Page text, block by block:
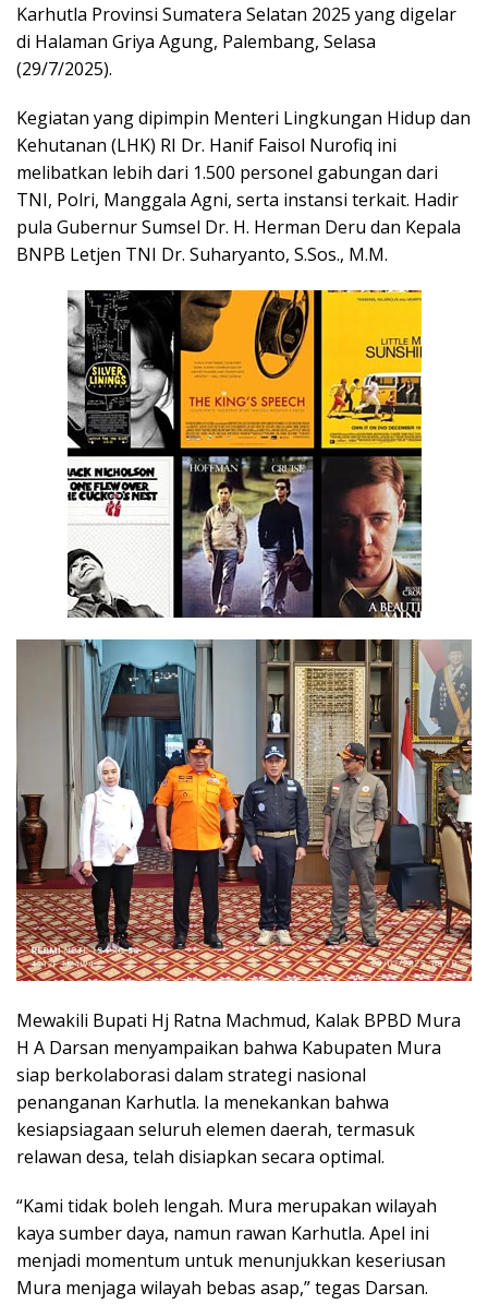
Karhutla Provinsi Sumatera Selatan 2025 yang digelar
di Halaman Griya Agung, Palembang, Selasa
(29/7/2025).
Kegiatan yang dipimpin Menteri Lingkungan Hidup dan
Kehutanan (LHK) RI Dr. Hanif Faisol Nurofiq ini
melibatkan lebih dari 1.500 personel gabungan dari
TNI, Polri, Manggala Agni, serta instansi terkait. Hadir
pula Gubernur Sumsel Dr. H. Herman Deru dan Kepala
BNPB Letjen TNI Dr. Suharyanto, S.Sos., M.M.
Mewakili Bupati Hj Ratna Machmud, Kalak BPBD Mura
H A Darsan menyampaikan bahwa Kabupaten Mura
siap berkolaborasi dalam strategi nasional
penanganan Karhutla. Ia menekankan bahwa
kesiapsiagaan seluruh elemen daerah, termasuk
relawan desa, telah disiapkan secara optimal.
“Kami tidak boleh lengah. Mura merupakan wilayah
kaya sumber daya, namun rawan Karhutla. Apel ini
menjadi momentum untuk menunjukkan keseriusan
Mura menjaga wilayah bebas asap,” tegas Darsan.